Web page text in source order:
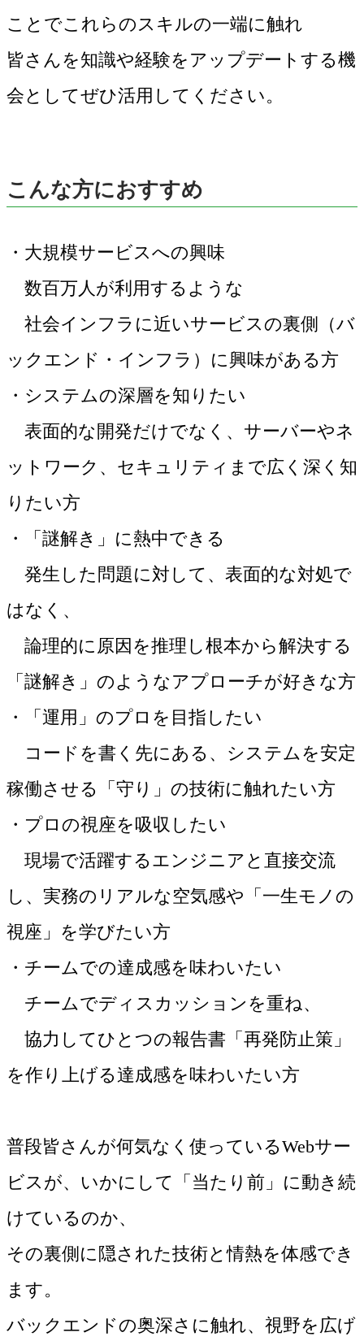
ことでこれらのスキルの一端に触れ
皆さんを知識や経験をアップデートする機
会としてぜひ活用してください。
こんな方におすすめ
・大規模サービスへの興味
数百万人が利用するような
社会インフラに近いサービスの裏側（バ
ックエンド・インフラ）に興味がある方
・システムの深層を知りたい
表面的な開発だけでなく、サーバーやネ
ットワーク、セキュリティまで広く深く知
りたい方
・「謎解き」に熱中できる
発生した問題に対して、表面的な対処で
はなく、
論理的に原因を推理し根本から解決する
「謎解き」のようなアプローチが好きな方
・「運用」のプロを目指したい
コードを書く先にある、システムを安定
稼働させる「守り」の技術に触れたい方
・プロの視座を吸収したい
現場で活躍するエンジニアと直接交流
し、実務のリアルな空気感や「一生モノの
視座」を学びたい方
・チームでの達成感を味わいたい
チームでディスカッションを重ね、
協力してひとつの報告書「再発防止策」
を作り上げる達成感を味わいたい方
普段皆さんが何気なく使っているWebサー
ビスが、いかにして「当たり前」に動き続
けているのか、
その裏側に隠された技術と情熱を体感でき
ます。
バックエンドの奥深さに触れ、視野を広げ